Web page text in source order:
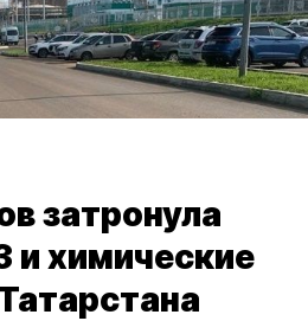
затронула
химические